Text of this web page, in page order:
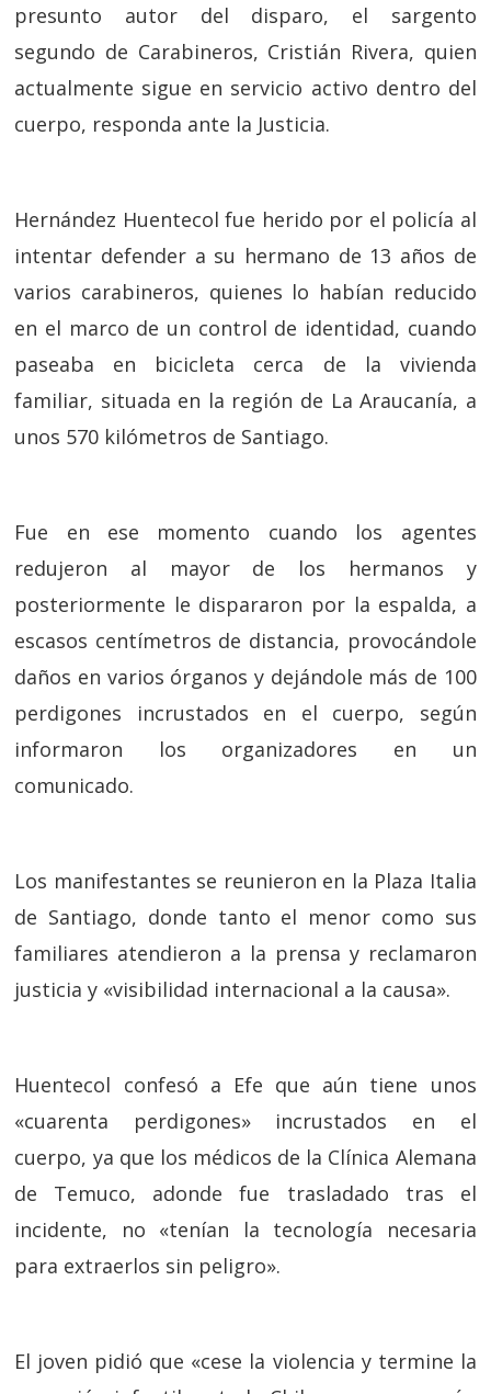
presunto autor del disparo, el sargento
segundo de Carabineros, Cristián Rivera, quien
actualmente sigue en servicio activo dentro del
cuerpo, responda ante la Justicia.
Hernández Huentecol fue herido por el policía al
intentar defender a su hermano de 13 años de
varios carabineros, quienes lo habían reducido
en el marco de un control de identidad, cuando
paseaba en bicicleta cerca de la vivienda
familiar, situada en la región de La Araucanía, a
unos 570 kilómetros de Santiago.
Fue en ese momento cuando los agentes
redujeron al mayor de los hermanos y
posteriormente le dispararon por la espalda, a
escasos centímetros de distancia, provocándole
daños en varios órganos y dejándole más de 100
perdigones incrustados en el cuerpo, según
informaron los organizadores en un
comunicado.
Los manifestantes se reunieron en la Plaza Italia
de Santiago, donde tanto el menor como sus
familiares atendieron a la prensa y reclamaron
justicia y «visibilidad internacional a la causa».
Huentecol confesó a Efe que aún tiene unos
«cuarenta perdigones» incrustados en el
cuerpo, ya que los médicos de la Clínica Alemana
de Temuco, adonde fue trasladado tras el
incidente, no «tenían la tecnología necesaria
para extraerlos sin peligro».
El joven pidió que «cese la violencia y termine la